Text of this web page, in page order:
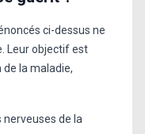
ci-dessus ne
Leur objectif est
la maladie,
de la